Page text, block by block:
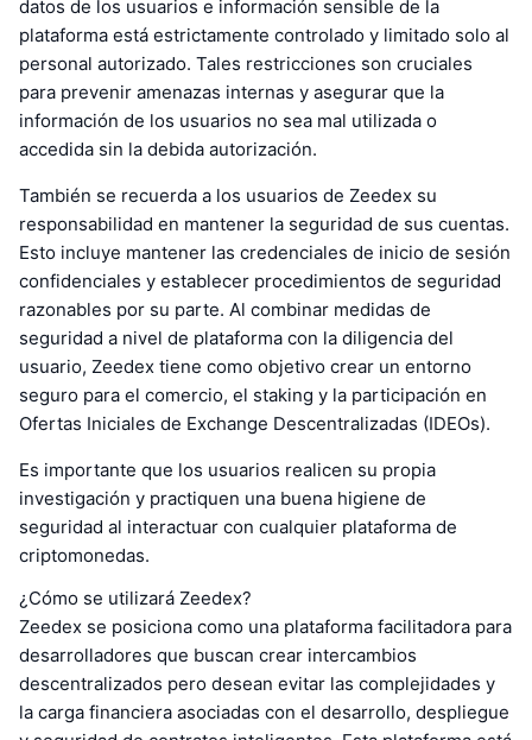
datos de los usuarios e información sensible de la
plataforma está estrictamente controlado y limitado solo al
personal autorizado. Tales restricciones son cruciales
para prevenir amenazas internas y asegurar que la
información de los usuarios no sea mal utilizada o
accedida sin la debida autorización.
También se recuerda a los usuarios de Zeedex su
responsabilidad en mantener la seguridad de sus cuentas.
Esto incluye mantener las credenciales de inicio de sesión
confidenciales y establecer procedimientos de seguridad
razonables por su parte. Al combinar medidas de
seguridad a nivel de plataforma con la diligencia del
usuario, Zeedex tiene como objetivo crear un entorno
seguro para el comercio, el staking y la participación en
Ofertas Iniciales de Exchange Descentralizadas (IDEOs).
Es importante que los usuarios realicen su propia
investigación y practiquen una buena higiene de
seguridad al interactuar con cualquier plataforma de
criptomonedas.
¿Cómo se utilizará Zeedex?
Zeedex se posiciona como una plataforma facilitadora para
desarrolladores que buscan crear intercambios
descentralizados pero desean evitar las complejidades y
la carga financiera asociadas con el desarrollo, despliegue